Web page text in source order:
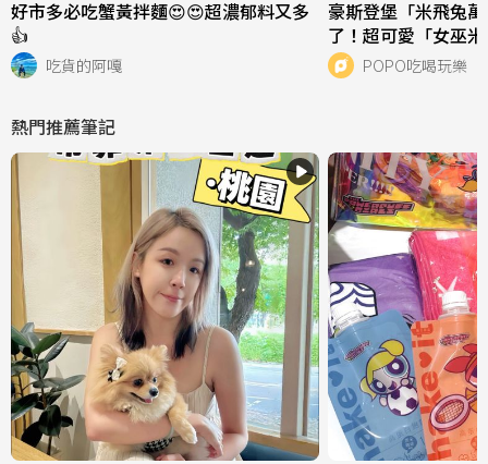
好市多必吃蟹黃拌麵😍😍超濃郁料又多
👍
吃貨的阿嘎
豪斯登堡「米飛兔
了！超可愛「女巫
蘭妮吊飾」必衝亮
POPO吃喝玩樂
熱門推薦筆記